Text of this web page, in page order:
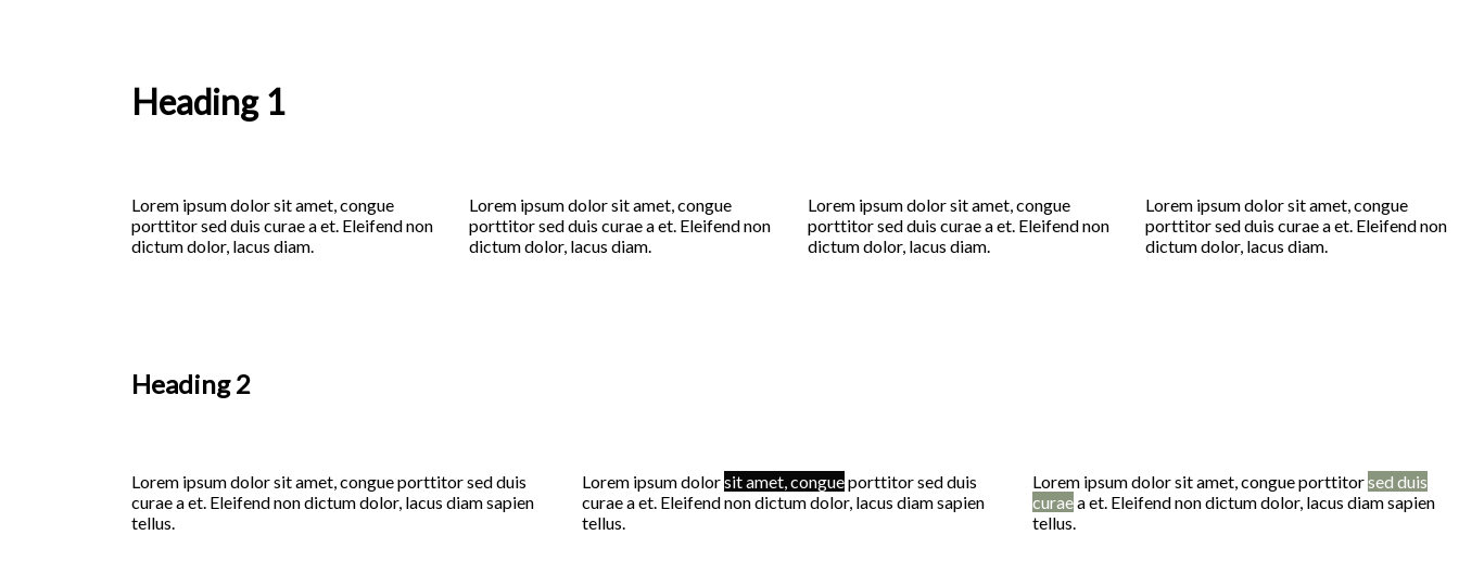
Heading 1
Lorem ipsum dolor sit amet, congue
porttitor sed duis curae a et. Eleifend non
dictum dolor, lacus diam.
Lorem ipsum dolor sit amet, congue
porttitor sed duis curae a et. Eleifend non
dictum dolor, lacus diam.
Lorem ipsum dolor sit amet, congue
porttitor sed duis curae a et. Eleifend non
dictum dolor, lacus diam.
Lorem ipsum dolor sit amet, congue
porttitor sed duis curae a et. Eleifend non
dictum dolor, lacus diam.
Heading 2
Lorem ipsum dolor sit amet, congue porttitor sed duis
curae a et. Eleifend non dictum dolor, lacus diam sapien
tellus.
Lorem ipsum dolorsit amet, congueporttitor sed duis
curae a et. Eleifend non dictum dolor, lacus diam sapien
tellus.
Lorem ipsum dolor sit amet, congue porttitorsed duis
curaea et. Eleifend non dictum dolor, lacus diam sapien
tellus.